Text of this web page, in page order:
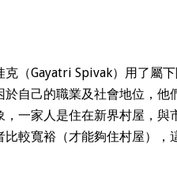
（Gayatri Spivak）用了屬
自己的職業及社會地位，他
一家人是住在新界村屋，與
較寬裕（才能夠住村屋），